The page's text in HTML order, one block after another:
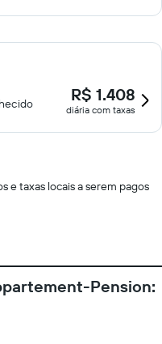
R$ 1.408
diária com taxas
e taxas locais a serem pagos
Pension: